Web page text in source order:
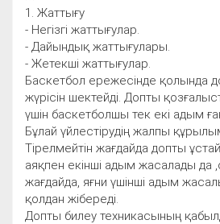
1. Жаттығу
- Негізгі жаттығулар.
- Дайындық жаттығулары.
- Жетекші жаттығулар.
Баскетбол ережесінде қолында
жүрісін шектейді. Допты
үшін баскетболшы тек екі адым
Бұлай үйлестірудің жалпы
Тірелмейтін жағдайда допты
аяқпен екінші адым жасалады да
жағдайда, яғни үшінші адым
қолдан жібереді.
Допты билеу техникасының